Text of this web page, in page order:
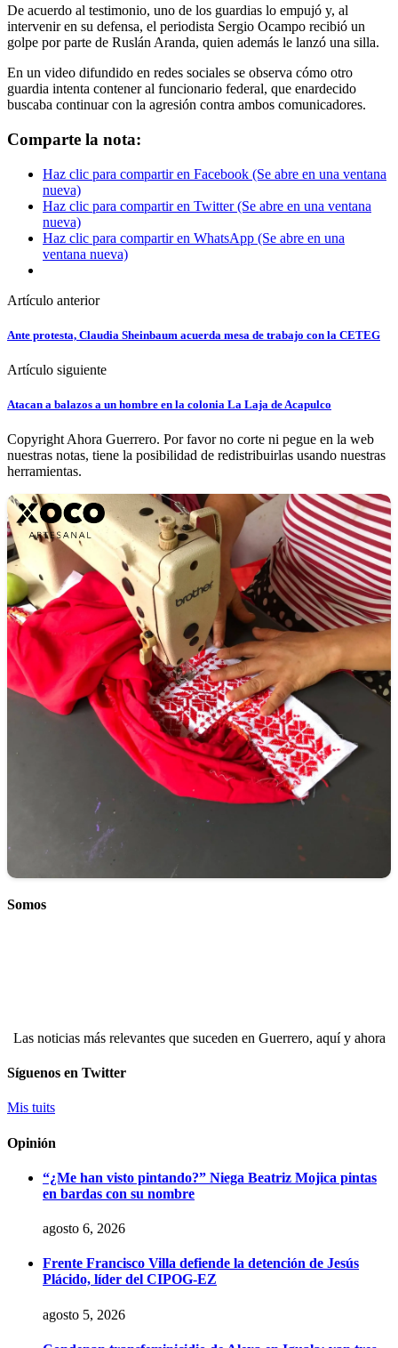
De acuerdo al testimonio, uno de los guardias lo empujó y, al
intervenir en su defensa, el periodista Sergio Ocampo recibió un
golpe por parte de Ruslán Aranda, quien además le lanzó una silla.
En un video difundido en redes sociales se observa cómo otro
guardia intenta contener al funcionario federal, que enardecido
buscaba continuar con la agresión contra ambos comunicadores.
Comparte la nota:
Haz clic para compartir en Facebook (Se abre en una ventana
nueva)
Haz clic para compartir en Twitter (Se abre en una ventana
nueva)
Haz clic para compartir en WhatsApp (Se abre en una
ventana nueva)
Artículo anterior
Ante protesta, Claudia Sheinbaum acuerda mesa de trabajo con la CETEG
Artículo siguiente
Atacan a balazos a un hombre en la colonia La Laja de Acapulco
Copyright Ahora Guerrero. Por favor no corte ni pegue en la web
nuestras notas, tiene la posibilidad de redistribuirlas usando nuestras
herramientas.
Somos
Las noticias más relevantes que suceden en Guerrero, aquí y ahora
Síguenos en Twitter
Mis tuits
Opinión
“¿Me han visto pintando?” Niega Beatriz Mojica pintas
en bardas con su nombre
agosto 6, 2026
Frente Francisco Villa defiende la detención de Jesús
Plácido, líder del CIPOG-EZ
agosto 5, 2026